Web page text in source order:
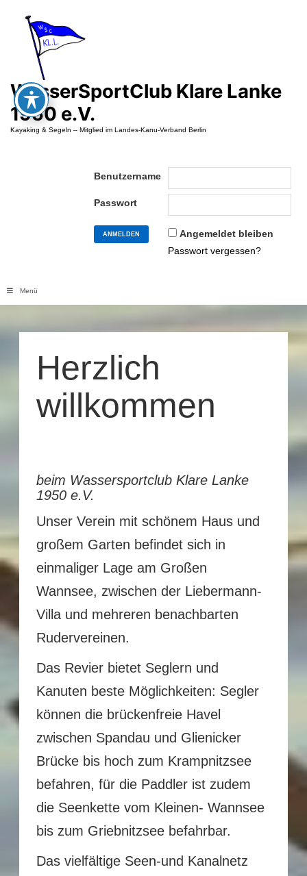
springen
WasserSportClub Klare Lanke
1950 e.V.
Kayaking & Segeln – Mitglied im Landes-Kanu-Verband Berlin
Benutzername
Passwort
Angemeldet bleiben
Passwort vergessen?
Menü
Herzlich
willkommen
beim Wassersportclub Klare Lanke
1950 e.V.
Unser Verein mit schönem Haus und
großem Garten befindet sich in
einmaliger Lage am Großen
Wannsee, zwischen der Liebermann-
Villa und mehreren benachbarten
Rudervereinen.
Das Revier bietet Seglern und
Kanuten beste Möglichkeiten: Segler
können die brückenfreie Havel
zwischen Spandau und Glienicker
Brücke bis hoch zum Krampnitzsee
befahren, für die Paddler ist zudem
die Seenkette vom Kleinen- Wannsee
bis zum Griebnitzsee befahrbar.
Das vielfältige Seen-und Kanalnetz